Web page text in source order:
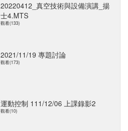
20220412_真空技術與設備演講_揚
士4.MTS
觀看(133)
2021/11/19 專題討論
觀看(173)
運動控制 111/12/06 上課錄影2
觀看(10)